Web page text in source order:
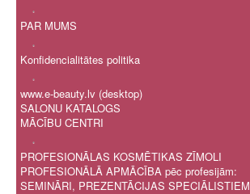
.
PAR MUMS
.
Konfidencialitātes politika
.
www.e-beauty.lv (desktop)
SALONU KATALOGS
MĀCĪBU CENTRI
.
PROFESIONĀLAS KOSMĒTIKAS ZĪMOLI
PROFESIONĀLĀ APMĀCĪBA pēc profesijām:
SEMINĀRI, PREZENTĀCIJAS SPECIĀLISTIEM